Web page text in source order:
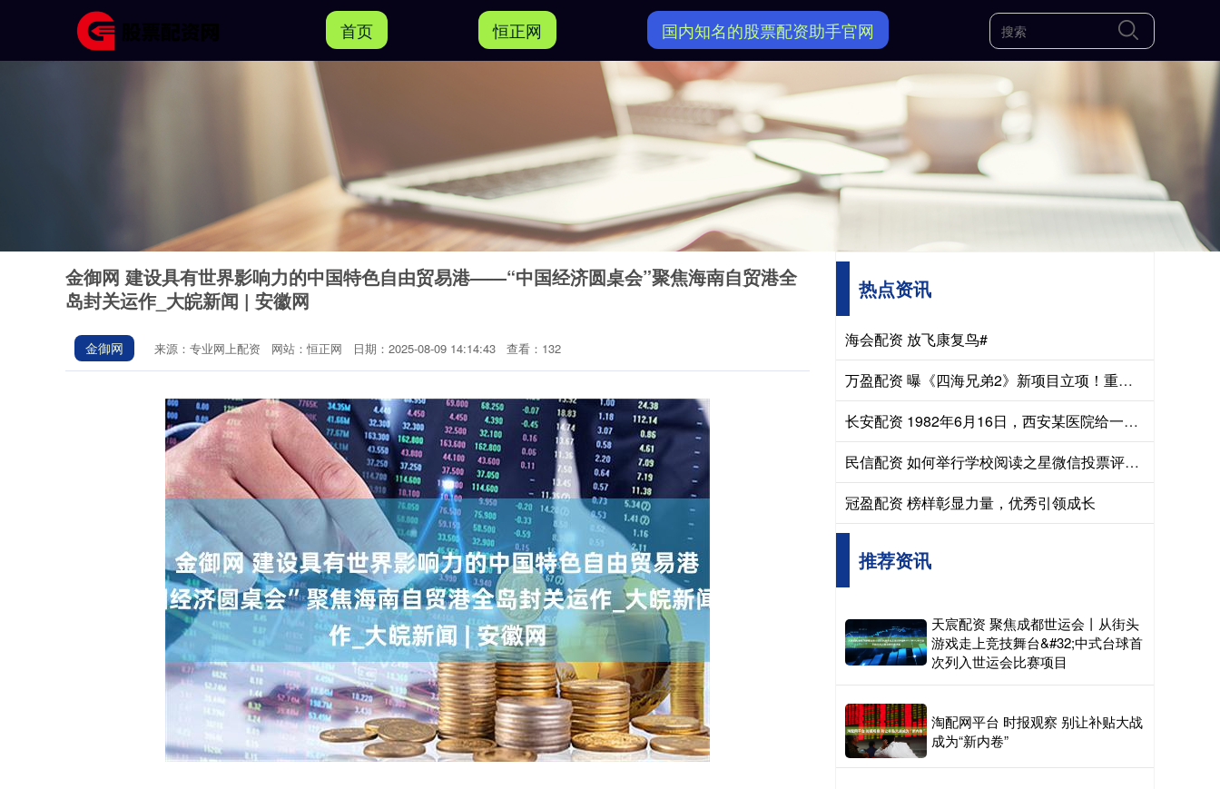
首页 恒正网 国内知名的股票配资助手官网
金御网 建设具有世界影响力的中国特色自由贸易港——“中国经济圆桌会”聚焦海南自贸港全
岛封关运作_大皖新闻 | 安徽网
金御网 来源：专业网上配资 网站：恒正网 日期：2025-08-09 14:14:43 查看：132
热点资讯
海会配资 放飞康复鸟#
万盈配资 曝《四海兄弟2》新项目立项！重制补删减还是新作续传奇？
长安配资 1982年6月16日，西安某医院给一位四十多岁男人做遗体解剖。医生发
民信配资 如何举行学校阅读之星微信投票评选活动？
冠盈配资 榜样彰显力量，优秀引领成长
推荐资讯
天宸配资 聚焦成都世运会丨从街头
游戏走上竞技舞台&#32;中式台球首
次列入世运会比赛项目
淘配网平台 时报观察 别让补贴大战
成为“新内卷”